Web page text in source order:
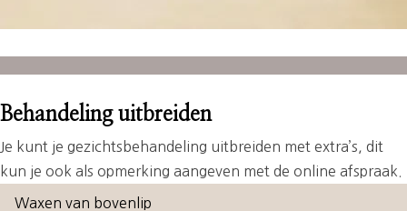
Behandeling uitbreiden
Je kunt je gezichtsbehandeling uitbreiden met extra’s, dit
kun je ook als opmerking aangeven met de online afspraak.
Waxen van bovenlip